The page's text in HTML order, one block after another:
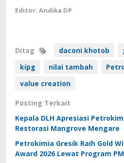
Editor: Andika DP
Ditag daconi khotob
kipg
nilai tambah
value creation
Posting Terkait
Kepala DLH Apresiasi
Restorasi Mangrove Mengare
Petrokimia Gresik Raih Gold
Award 2026 Lewat Program